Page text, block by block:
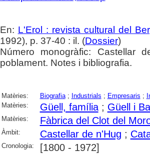
En: L'Erol : revista cultural del
1992), p. 37-40 : il. (Dossier)
Número monogràfic:
poblament. Notes i bibliografia.
Matèries: Biografia; Industrials ; Empresaris ;
Matèries:
Güell, família; Güell i
Matèries: Fàbrica del Clot del
Àmbit: Castellar de n'Hug ;
Cronologia: [1800 - 1972]